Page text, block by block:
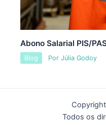
Abono Salarial PIS/
Blog Por Júlia Godoy
Todos os